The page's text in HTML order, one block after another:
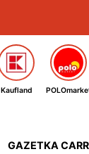
Kaufland
GAZETKA